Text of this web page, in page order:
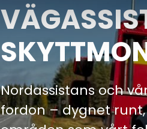
Nordassistans och
fordon – dygnet